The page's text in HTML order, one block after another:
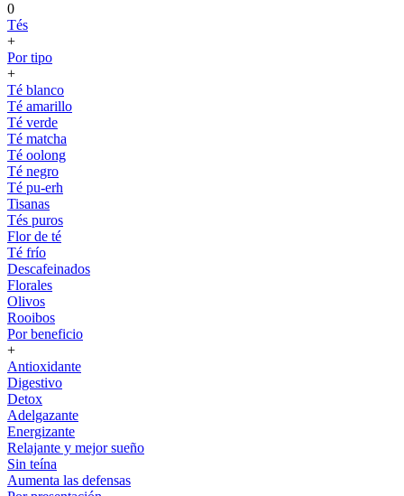
0
Tés
+
Por tipo
+
Té blanco
Té amarillo
Té verde
Té matcha
Té oolong
Té negro
Té pu-erh
Tisanas
Tés puros
Flor de té
Té frío
Descafeinados
Florales
Olivos
Rooibos
Por beneficio
+
Antioxidante
Digestivo
Detox
Adelgazante
Energizante
Relajante y mejor sueño
Sin teína
Aumenta las defensas